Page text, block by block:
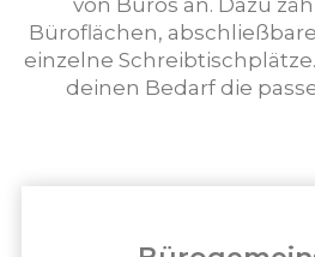
von Büros an. Dazu
Büroflächen,
einzelne
deinen Bedarf die